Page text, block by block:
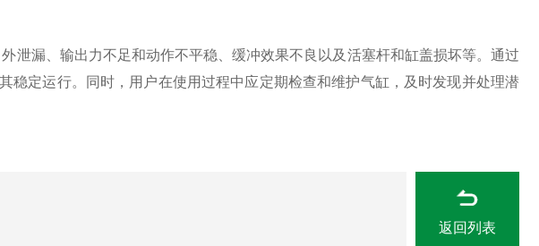
漏、输出力不足和动作不平稳、缓冲效果不良以及活塞杆和缸盖损坏等。通过
稳定运行。同时，用户在使用过程中应定期检查和维护气缸，及时发现并处理潜
返回列表